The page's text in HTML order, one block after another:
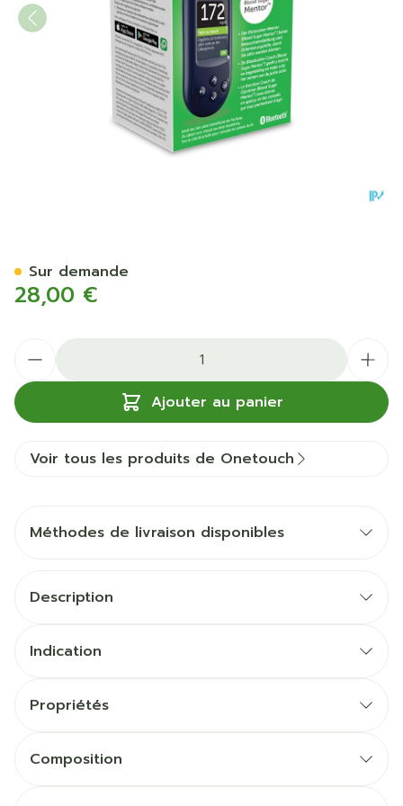
28,00 €
Ajouter au panier
Sur demande
Voir tous les produits de Onetouch
Méthodes de livraison disponibles
Description
Indication
Propriétés
Composition